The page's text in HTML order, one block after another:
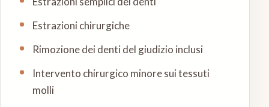
Estrazioni chirurgiche
Rimozione dei denti del giudizio inclusi
Intervento chirurgico minore sui tessuti
molli